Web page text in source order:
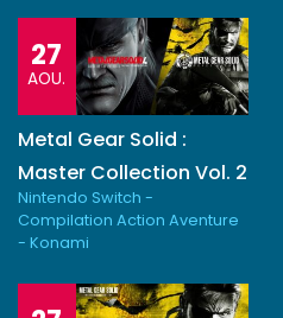
27
AOU.
Metal Gear Solid :
Master Collection Vol. 2
Nintendo Switch -
Compilation Action Aventure
- Konami